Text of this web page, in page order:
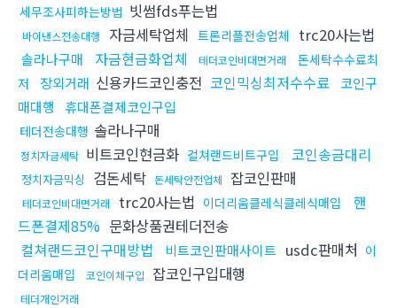
세무조사피하는방법 빗썸fds푸는법
바이낸스전송대행 자금세탁업체 트론리플전송업체 trc20사는법
솔라나구매 자금현금화업체 테더코인비대면거래
돈세탁수수료최
저
장외거래 신용카드코인충전 코인믹싱최저수수료
코인구
매대행
휴대폰결제코인구입
테더전송대행 솔라나구매
정치자금세탁 비트코인현금화 컬쳐랜드비트구입 코인송금대리
정치자금믹싱 검돈세탁 돈세탁안전업체 잡코인판매
테더코인비대면거래 trc20사는법 이더리움클레식클레식매입
핸
드폰결제85% 문화상품권테더전송
컬쳐랜드코인구매방법
비트코인판매사이트 usdc판매처 이
더리움매입
코인이체구입 잡코인구입대행
테더개인거래